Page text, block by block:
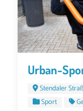
Urban-
Stendaler
Sport